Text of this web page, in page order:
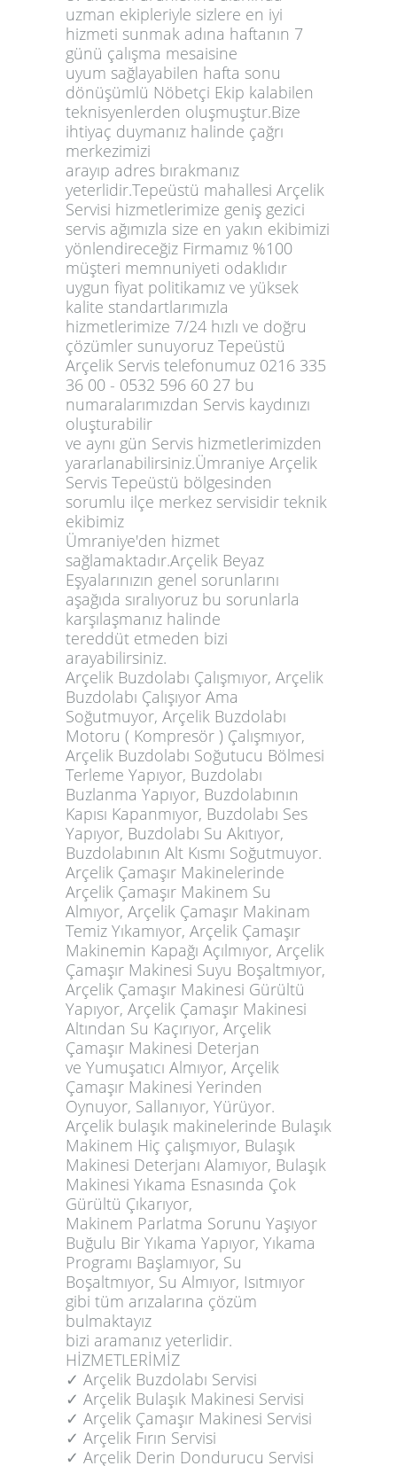
uzman ekipleriyle sizlere en iyi
hizmeti sunmak adına haftanın 7
günü çalışma mesaisine
uyum sağlayabilen hafta sonu
dönüşümlü Nöbetçi Ekip kalabilen
teknisyenlerden oluşmuştur.Bize
ihtiyaç duymanız halinde çağrı
merkezimizi
arayıp adres bırakmanız
yeterlidir.Tepeüstü mahallesi Arçelik
Servisi hizmetlerimize geniş gezici
servis ağımızla size en yakın ekibimizi
yönlendireceğiz Firmamız %100
müşteri memnuniyeti odaklıdır
uygun fiyat politikamız ve yüksek
kalite standartlarımızla
hizmetlerimize 7/24 hızlı ve doğru
çözümler sunuyoruz Tepeüstü
Arçelik Servis telefonumuz 0216 335
36 00 - 0532 596 60 27 bu
numaralarımızdan Servis kaydınızı
oluşturabilir
ve aynı gün Servis hizmetlerimizden
yararlanabilirsiniz.Ümraniye Arçelik
Servis Tepeüstü bölgesinden
sorumlu ilçe merkez servisidir teknik
ekibimiz
Ümraniye'den hizmet
sağlamaktadır.Arçelik Beyaz
Eşyalarınızın genel sorunlarını
aşağıda sıralıyoruz bu sorunlarla
karşılaşmanız halinde
tereddüt etmeden bizi
arayabilirsiniz.
Arçelik Buzdolabı Çalışmıyor, Arçelik
Buzdolabı Çalışıyor Ama
Soğutmuyor, Arçelik Buzdolabı
Motoru ( Kompresör ) Çalışmıyor,
Arçelik Buzdolabı Soğutucu Bölmesi
Terleme Yapıyor, Buzdolabı
Buzlanma Yapıyor, Buzdolabının
Kapısı Kapanmıyor, Buzdolabı Ses
Yapıyor, Buzdolabı Su Akıtıyor,
Buzdolabının Alt Kısmı Soğutmuyor.
Arçelik Çamaşır Makinelerinde
Arçelik Çamaşır Makinem Su
Almıyor, Arçelik Çamaşır Makinam
Temiz Yıkamıyor, Arçelik Çamaşır
Makinemin Kapağı Açılmıyor, Arçelik
Çamaşır Makinesi Suyu Boşaltmıyor,
Arçelik Çamaşır Makinesi Gürültü
Yapıyor, Arçelik Çamaşır Makinesi
Altından Su Kaçırıyor, Arçelik
Çamaşır Makinesi Deterjan
ve Yumuşatıcı Almıyor, Arçelik
Çamaşır Makinesi Yerinden
Oynuyor, Sallanıyor, Yürüyor.
Arçelik bulaşık makinelerinde Bulaşık
Makinem Hiç çalışmıyor, Bulaşık
Makinesi Deterjanı Alamıyor, Bulaşık
Makinesi Yıkama Esnasında Çok
Gürültü Çıkarıyor,
Makinem Parlatma Sorunu Yaşıyor
Buğulu Bir Yıkama Yapıyor, Yıkama
Programı Başlamıyor, Su
Boşaltmıyor, Su Almıyor, Isıtmıyor
gibi tüm arızalarına çözüm
bulmaktayız
bizi aramanız yeterlidir.
HİZMETLERİMİZ
✓️ Arçelik Buzdolabı Servisi
✓️ Arçelik Bulaşık Makinesi Servisi
✓️ Arçelik Çamaşır Makinesi Servisi
✓️ Arçelik Fırın Servisi
✓️ Arçelik Derin Dondurucu Servisi